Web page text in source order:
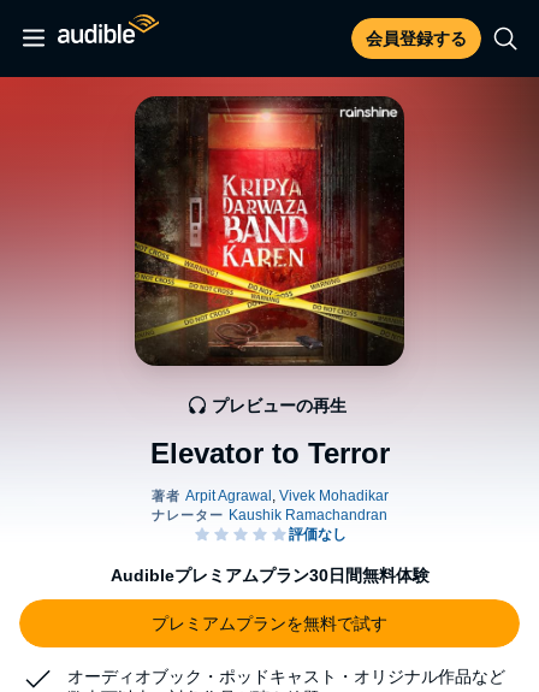
会員登録する
Elevator to Terror
プレビューの再生
Audibleプレミアムプラン30日間無料体験
プレミアムプランを無料で試す
オーディオブック・ポッドキャスト・オリジナル作品など